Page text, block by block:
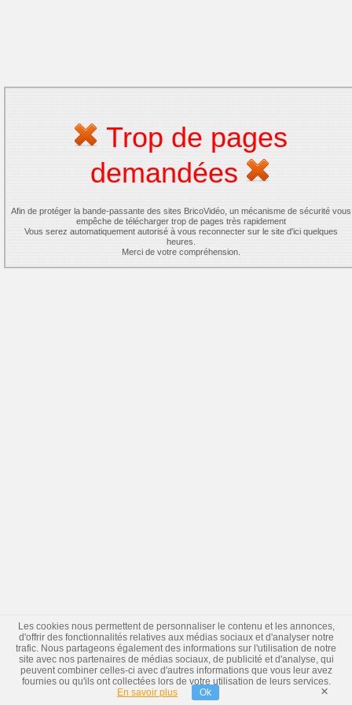
Trop de pages
demandées
Afin de protéger la bande-passante des sites BricoVidéo, un mécanisme de sécurité vous
empêche de télécharger trop de pages très rapidement
Vous serez automatiquement autorisé à vous reconnecter sur le site d'ici quelques
heures.
Merci de votre compréhension.
Les cookies nous permettent de personnaliser le contenu et les annonces,
d'offrir des fonctionnalités relatives aux médias sociaux et d'analyser notre
trafic. Nous partageons également des informations sur l'utilisation de notre
site avec nos partenaires de médias sociaux, de publicité et d'analyse, qui
peuvent combiner celles-ci avec d'autres informations que vous leur avez
fournies ou qu'ils ont collectées lors de votre utilisation de leurs services.
En savoir plus
Ok ×